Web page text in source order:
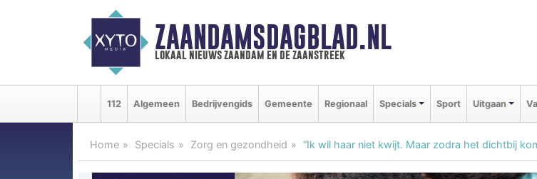
ZAANDAMSDAGBLAD.NL
lokaal nieuws zaandam en de zaanstreek
112 Algemeen Bedrijvengids Gemeente Regionaal Specials Sport Uitgaan
Home Specials Zorg en gezondheid “Ik wil haar niet kwijt. Maar zodra het dichtbij